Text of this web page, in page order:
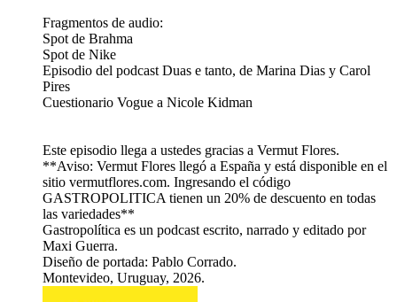
Fragmentos de audio:
Spot de Brahma
Spot de Nike
Episodio del podcast Duas e tanto, de Marina Dias y Carol
Pires
Cuestionario Vogue a Nicole Kidman
Este episodio llega a ustedes gracias a Vermut Flores.⁠⁠
**Aviso: Vermut Flores llegó a España y está disponible en el
sitio vermutflores.com. Ingresando el código
GASTROPOLITICA tienen un 20% de descuento en todas
las variedades**
Gastropolítica es un podcast escrito, narrado y editado por
Maxi Guerra.
Diseño de portada: Pablo Corrado.
Montevideo, Uruguay, 2026.